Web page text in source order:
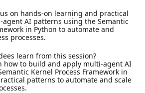
on hands-on learning and practical
AI patterns using the Semantic
in Python to automate and
processes.
learn from this session?
how to build and apply multi-agent AI
Kernel Process Framework in
patterns to automate and scale